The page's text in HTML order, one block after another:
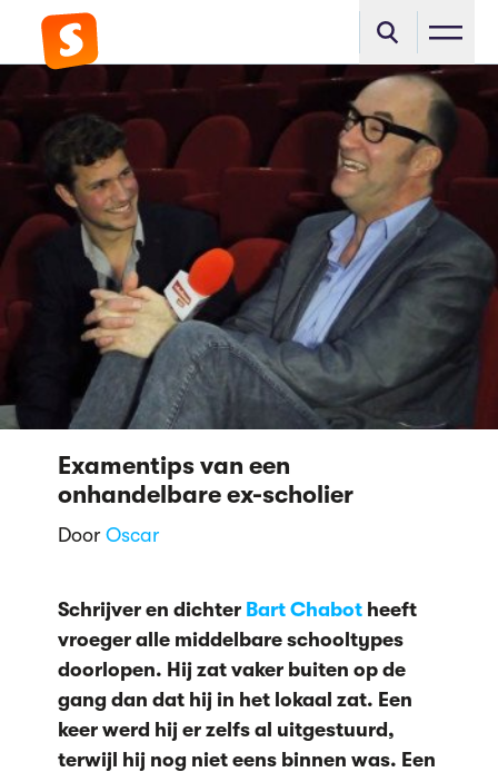
Examentips van een
onhandelbare ex-scholier
Door Oscar
Schrijver en dichter Bart Chabotheeft
vroeger alle middelbare schooltypes
doorlopen. Hij zat vaker buiten op de
gang dan dat hij in het lokaal zat. Een
keer werd hij er zelfs al uitgestuurd,
terwijl hij nog niet eens binnen was. Een